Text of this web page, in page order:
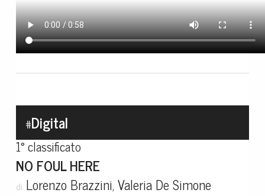
#Digital
1° classificato
NO FOUL HERE
di Lorenzo Brazzini, Valeria De Simone